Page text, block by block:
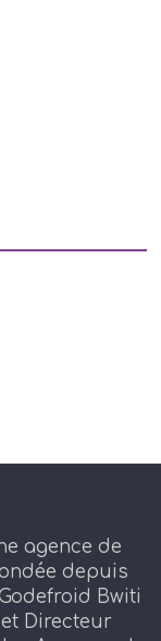
agence de
depuis
Bwiti
Directeur